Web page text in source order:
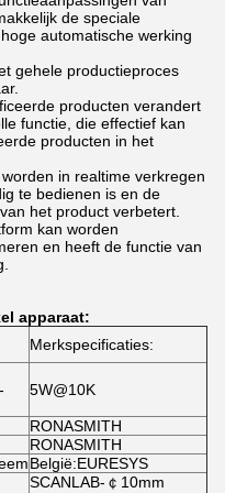
de speciale
automatische werking
gehele productieproces
producten verandert
functie, die effectief kan
producten in het
in realtime verkregen
te bedienen is en de
het product verbetert.
kan worden
en heeft de functie van
apparaat:
Merkspecificaties:
5W@10K
RONASMITH
RONASMITH
België:EURESYS
SCANLAB-￠10mm